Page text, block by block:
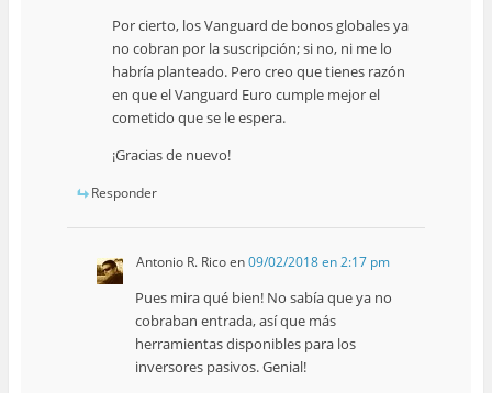
Por cierto, los Vanguard de bonos globales ya
no cobran por la suscripción; si no, ni me lo
habría planteado. Pero creo que tienes razón
en que el Vanguard Euro cumple mejor el
cometido que se le espera.
¡Gracias de nuevo!
Responder
Antonio R. Ricoen09/02/2018 en 2:17 pm
Pues mira qué bien! No sabía que ya no
cobraban entrada, así que más
herramientas disponibles para los
inversores pasivos. Genial!